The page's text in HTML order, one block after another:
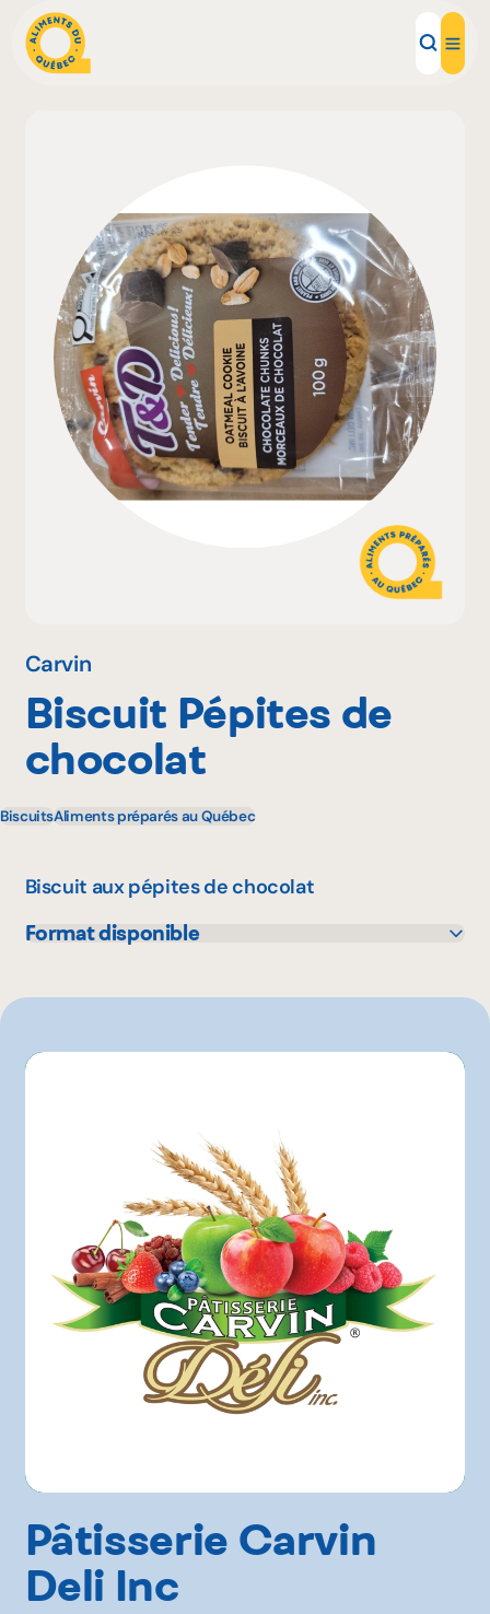
Recettes
Inspirations d'ici
Restaurants
Institutions
À propos
Carvin
Biscuit Pépites de
chocolat
BiscuitsAliments préparés au Québec
Biscuit aux pépites de chocolat
Format disponible
Pâtisserie Carvin
Deli Inc